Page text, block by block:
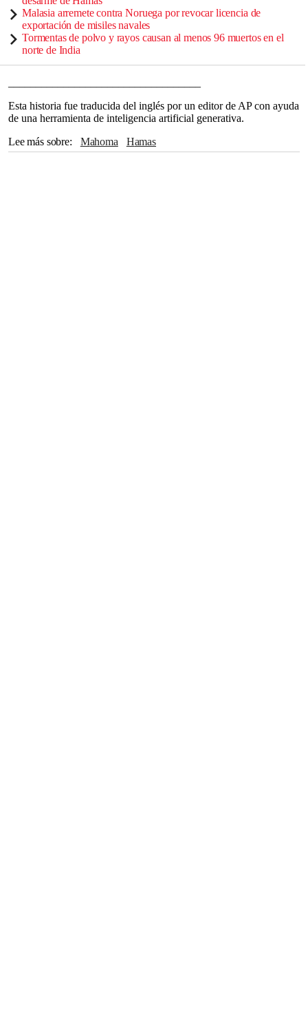
Malasia arremete contra Noruega por revocar licencia de
exportación de misiles navales
Tormentas de polvo y rayos causan al menos 96 muertos en el
norte de India
Esta historia fue traducida del inglés por un editor de AP con ayuda
de una herramienta de inteligencia artificial generativa.
Lee más sobre
Mahoma Hamas